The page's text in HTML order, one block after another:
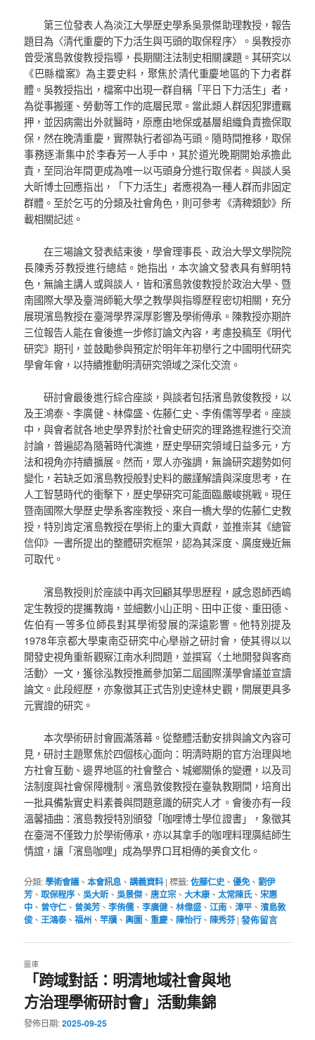
第三位發表人為淡江大學歷史學系吳景傑助理教授，報告
題目為〈清代重慶的下力活生與丐頭的取保程序〉。吳教授亦
曾受濱島敦俊教授指導，長期關注法制史相關課題。其研究以
《巴縣檔案》為主要史料，聚焦於清代重慶地區的下力者群
體。吳教授指出，檔案中出現一群自稱「平日下力活生」者，
為從事搬運、勞動等工作的底層民眾。當此類人群因犯罪遭羈
押，並因病需出外就醫時，原應由地保或基層組織負責擔保取
保，然在晚清重慶，實際執行者卻為丐頭。隨時間推移，取保
事務逐漸集中於李春芳一人手中，其於道光晚期開始承擔此
責，至同治年間更成為唯一以丐頭身分進行取保者。與談人吳
大昕博士回應指出，「下力活生」者應視為一種人群而非固定
群體。至於乞丐的分類及社會角色，則可參考《清稗類鈔》所
載相關記述。
在三場論文發表結束後，學會理事長、政治大學文學院院
長陳秀芬教授進行總結。她指出，本次論文發表具有鮮明特
色，無論主講人或與談人，皆和濱島敦俊教授於政治大學、暨
南國際大學及臺灣師範大學之教學與指導歷程密切相關，充分
展現濱島教授在臺灣學界深厚影響及學術傳承。陳教授亦期許
三位報告人能在會後進一步修訂論文內容，考慮投稿至《明代
研究》期刊，並鼓勵參與預定於明年年初舉行之中國明代研究
學會年會，以持續推動明清研究領域之深化交流。
研討會最後進行綜合座談，與談者包括濱島敦俊教授，以
及王鴻泰、李廣健、林偉盛、佐藤仁史、李侑儒等學者。座談
中，與會者就各地史學界對於社會史研究的理路進程進行交流
討論，普遍認為隨著時代演進，歷史學研究領域日益多元，方
法和視角亦持續擴展。然而，眾人亦強調，無論研究趨勢如何
變化，若缺乏如濱島教授般對史料的嚴謹解讀與深度思考，在
人工智慧時代的衝擊下，歷史學研究可能面臨嚴峻挑戰。現任
暨南國際大學歷史學系客座教授、來自一橋大學的佐藤仁史教
授，特別肯定濱島教授在學術上的重大貢獻，並推崇其《總管
信仰》一書所提出的整體研究框架，認為其深度、廣度幾近無
可取代。
濱島教授則於座談中再次回顧其學思歷程，感念恩師西嶋
定生教授的提攜教誨，並細數小山正明、田中正俊、重田德、
佐伯有一等多位師長對其學術發展的深遠影響。他特別提及
1978年京都大學東南亞研究中心舉辦之研討會，使其得以以
開發史視角重新觀察江南水利問題，並撰寫〈土地開發與客商
活動〉一文，獲徐泓教授推薦參加第二屆國際漢學會議並宣讀
論文。此段經歷，亦象徵其正式告別史達林史觀，開展更具多
元實證的研究。
本次學術研討會圓滿落幕。從整體活動安排與論文內容可
見，研討主題聚焦於四個核心面向：明清時期的官方治理與地
方社會互動、邊界地區的社會整合、城鄉關係的變遷，以及司
法制度與社會保障機制。濱島敦俊教授在臺執教期間，培育出
一批具備紮實史料素養與問題意識的研究人才。會後亦有一段
溫馨插曲：濱島教授特別頒發「咖哩博士學位證書」，象徵其
在臺灣不僅致力於學術傳承，亦以其拿手的咖哩料理廣結師生
情誼，讓「濱島咖哩」成為學界口耳相傳的美食文化。
分類:學術會議、本會訊息 、講義資料 |標籤:佐藤仁史 、優免、劉伊
芳、取保程序、吳大昕、吳景傑、 唐立宗、大木康、太常陳氏、 宋惠
中 、 曾守仁、 曾美芳、李侑儒、李廣健、林偉盛、江南、漳平、濱島敦
俊、王鴻泰、福州 、竿牘、輿圖 、重慶、 陳怡行、 陳秀芬 |發佈留言
「跨域對話：明清地域社會與地
方治理學術研討會」活動集錦
圖庫
發佈日期:2025-09-25